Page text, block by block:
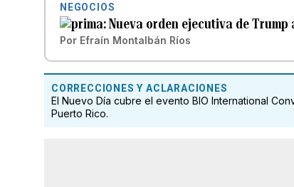
NEGOCIOS
Nueva orden ejecutiva de
Por Efraín Montalbán Ríos
CORRECCIONES Y ACLARACIONES
El Nuevo Día cubre el evento BIO International
Puerto Rico.